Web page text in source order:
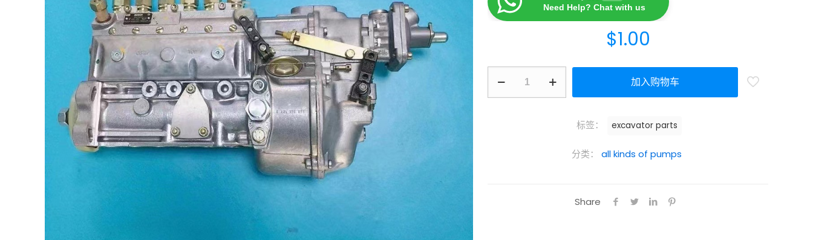
Need Help? Chat with us
$1.00
加入购物车
分类： all kinds of pumps
标签： excavator parts
Share